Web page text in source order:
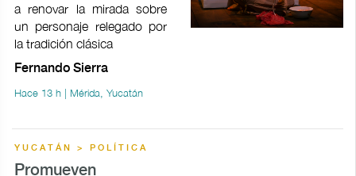
a renovar la mirada sobre
un personaje relegado por
la tradición clásica
Fernando Sierra
Hace 13 h | Mérida, Yucatán
YUCATÁN > POLÍTICA
Promueven